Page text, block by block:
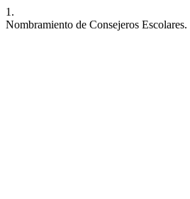
1.
Nombramiento de Consejeros Escolares.